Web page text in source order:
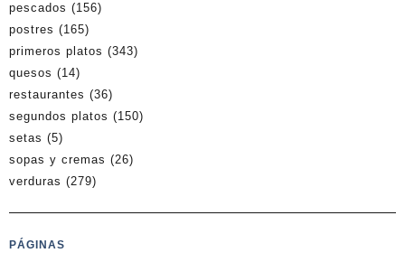
pescados (156)
postres (165)
primeros platos (343)
quesos (14)
restaurantes (36)
segundos platos (150)
setas (5)
sopas y cremas (26)
verduras (279)
PÁGINAS